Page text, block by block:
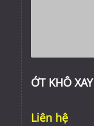
ỚT KHÔ XAY
Liên hệ